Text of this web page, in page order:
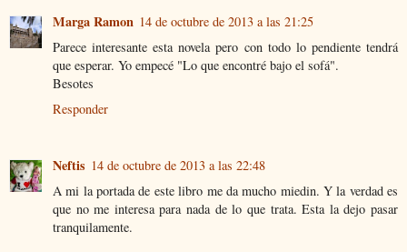
Marga Ramon 14 de octubre de 2013 a las 21:25
Parece interesante esta novela pero con todo lo pendiente tendrá
que esperar. Yo empecé "Lo que encontré bajo el sofá".
Besotes
Responder
Neftis 14 de octubre de 2013 a las 22:48
A mi la portada de este libro me da mucho miedin. Y la verdad es
que no me interesa para nada de lo que trata. Esta la dejo pasar
tranquilamente.